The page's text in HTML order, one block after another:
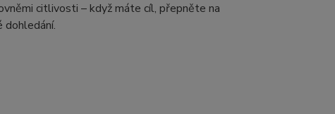
citlivosti – když máte cíl, přepněte na
dohledání.